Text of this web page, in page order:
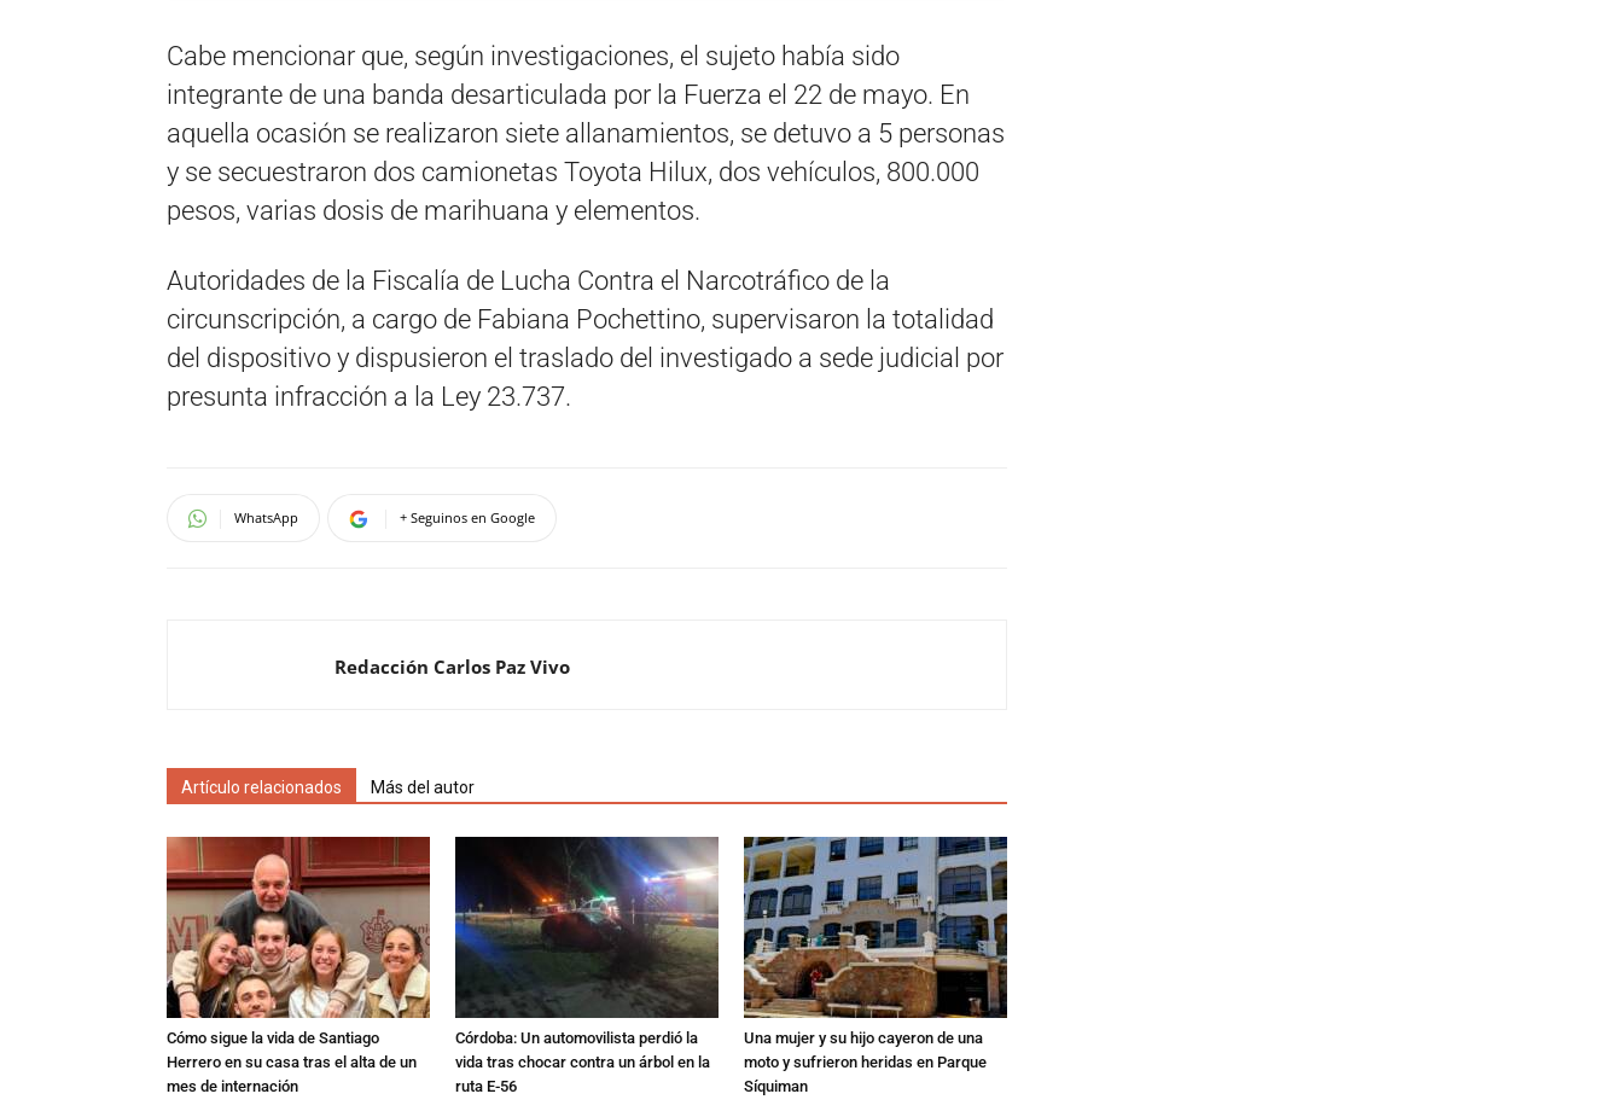
Cabe mencionar que, según investigaciones, el sujeto había sido
integrante de una banda desarticulada por la Fuerza el 22 de mayo. En
aquella ocasión se realizaron siete allanamientos, se detuvo a 5 personas
y se secuestraron dos camionetas Toyota Hilux, dos vehículos, 800.000
pesos, varias dosis de marihuana y elementos.
Autoridades de la Fiscalía de Lucha Contra el Narcotráfico de la
circunscripción, a cargo de Fabiana Pochettino, supervisaron la totalidad
del dispositivo y dispusieron el traslado del investigado a sede judicial por
presunta infracción a la Ley 23.737.
WhatsApp + Seguinos en Google
Redacción Carlos Paz Vivo
Artículo relacionados Más del autor
Cómo sigue la vida de Santiago
Herrero en su casa tras el alta de un
mes de internación
Córdoba: Un automovilista perdió la
vida tras chocar contra un árbol en la
ruta E-56
Una mujer y su hijo cayeron de una
moto y sufrieron heridas en Parque
Síquiman